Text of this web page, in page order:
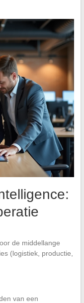
de middellange
(logistiek, productie,
van een